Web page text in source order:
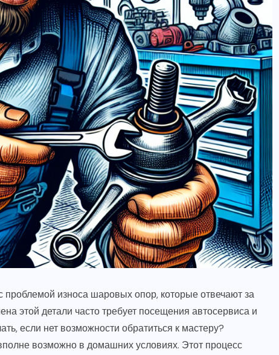
износа шаровых опор, которые отвечают за
этой детали часто требует посещения автосервиса и
если нет возможности обратиться к мастеру?
возможно в домашних условиях. Этот процесс